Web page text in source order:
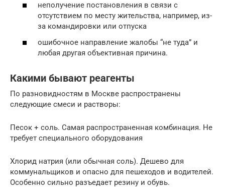
неполучение постановления в связи с
отсутствием по месту жительства, например, из-
за командировки или отпуска
ошибочное направление жалобы “не туда” и
любая другая объективная причина.
Какими бывают реагенты
По разновидностям в Москве распространены
следующие смеси и растворы:
Песок + соль. Самая распространенная комбинация. Не
требует специального оборудования
Хлорид натрия (или обычная соль). Дешево для
коммунальщиков и опасно для пешеходов и водителей.
Особенно сильно разъедает резину и обувь.